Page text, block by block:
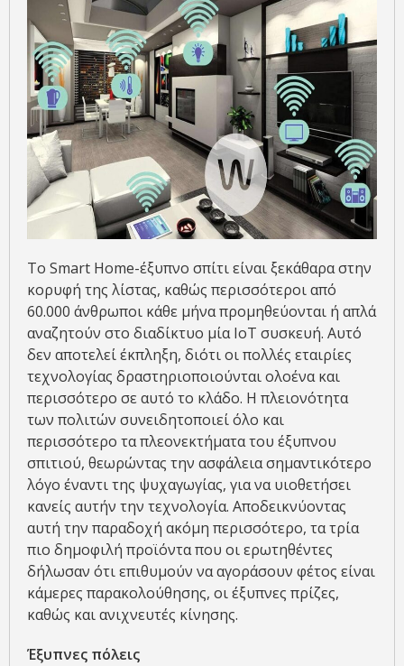
Το Smart Home-έξυπνο σπίτι είναι ξεκάθαρα στην
κορυφή της λίστας, καθώς περισσότεροι από
60.000 άνθρωποι κάθε μήνα προμηθεύονται ή απλά
αναζητούν στο διαδίκτυο μία IoT συσκευή. Αυτό
δεν αποτελεί έκπληξη, διότι οι πολλές εταιρίες
τεχνολογίας δραστηριοποιούνται ολοένα και
περισσότερο σε αυτό το κλάδο. Η πλειονότητα
των πολιτών συνειδητοποιεί όλο και
περισσότερο τα πλεονεκτήματα του έξυπνου
σπιτιού, θεωρώντας την ασφάλεια σημαντικότερο
λόγο έναντι της ψυχαγωγίας, για να υιοθετήσει
κανείς αυτήν την τεχνολογία. Αποδεικνύοντας
αυτή την παραδοχή ακόμη περισσότερο, τα τρία
πιο δημοφιλή προϊόντα που οι ερωτηθέντες
δήλωσαν ότι επιθυμούν να αγοράσουν φέτος είναι
κάμερες παρακολούθησης, οι έξυπνες πρίζες,
καθώς και ανιχνευτές κίνησης.
Έξυπνες πόλεις